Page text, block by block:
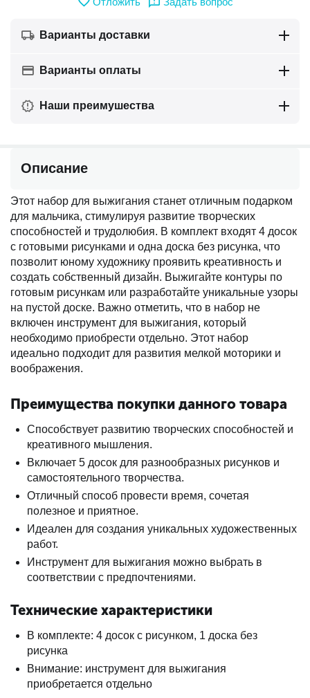
Варианты доставки
Варианты оплаты
Наши преимушества
Описание
Этот набор для выжигания станет отличным подарком
для мальчика, стимулируя развитие творческих
способностей и трудолюбия. В комплект входят 4 досок
с готовыми рисунками и одна доска без рисунка, что
позволит юному художнику проявить креативность и
создать собственный дизайн. Выжигайте контуры по
готовым рисункам или разработайте уникальные узоры
на пустой доске. Важно отметить, что в набор не
включен инструмент для выжигания, который
необходимо приобрести отдельно. Этот набор
идеально подходит для развития мелкой моторики и
воображения.
Преимущества покупки данного товара
Способствует развитию творческих способностей и
креативного мышления.
Включает 5 досок для разнообразных рисунков и
самостоятельного творчества.
Отличный способ провести время, сочетая
полезное и приятное.
Идеален для создания уникальных художественных
работ.
Инструмент для выжигания можно выбрать в
соответствии с предпочтениями.
Технические характеристики
В комплекте: 4 досок с рисунком, 1 доска без
рисунка
Внимание: инструмент для выжигания
приобретается отдельно